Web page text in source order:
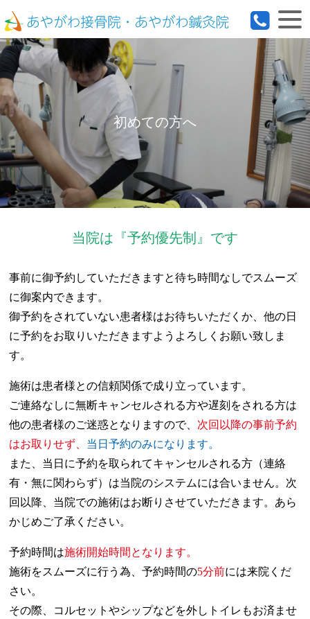
初めての方へ
当院は『予約優先制』です
事前に御予約していただきますと待ち時間なしでスムーズ
に御案内できます。
御予約をされていない患者様はお待ちいただくか、他の日
に予約をお取りいただきますようよろしくお願い致しま
す。
施術は患者様との信頼関係で成り立っています。
ご連絡なしに無断キャンセルされる方や遅刻をされる方は
他の患者様のご迷惑となりますので、 次回以降の事前予約
はお取りせず、 当日予約のみになります。
また、当日に予約を取られてキャンセルされる方（連絡
有・無に関わらず）は当院のシステムには合いません。次
回以降、当院での施術はお断りさせていただきます。あら
かじめご了承ください。
予約時間は施術開始時間となります。
施術をスムーズに行う為、予約時間の5分前には来院くだ
さい。
その際、コルセットやシップなどを外しトイレもお済ませ